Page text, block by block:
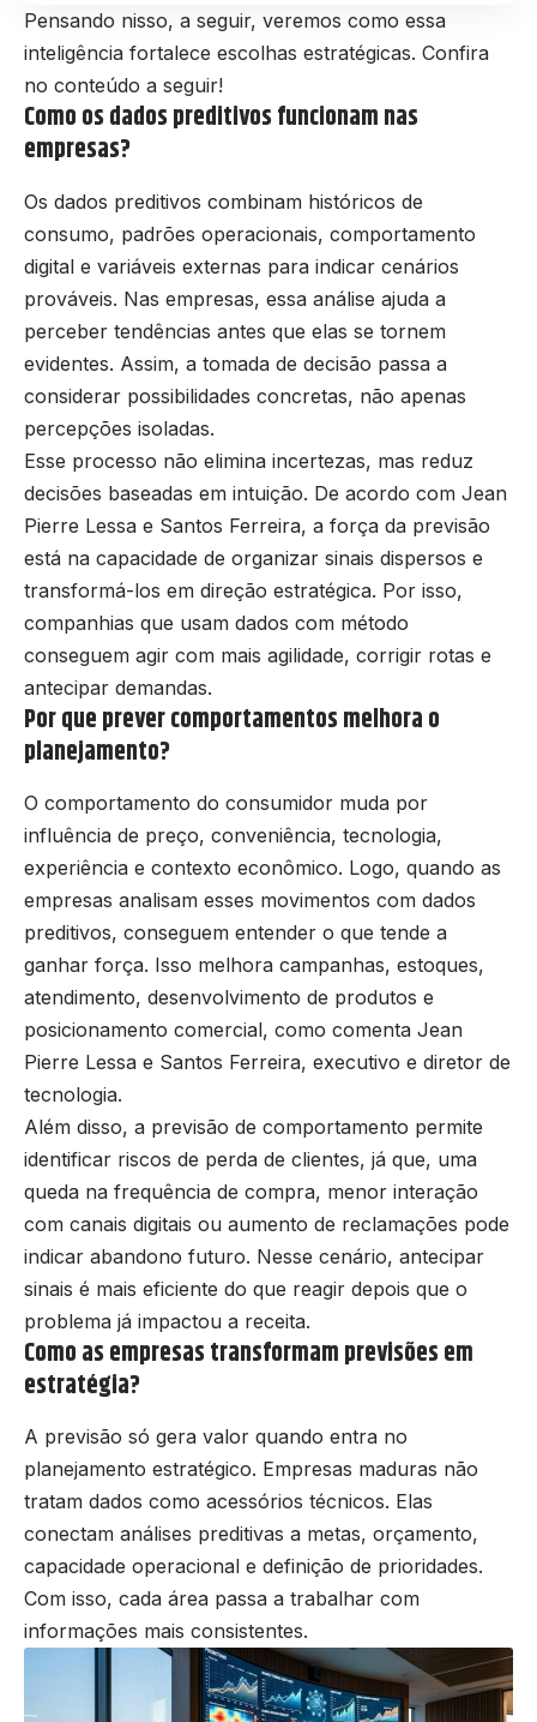
Pensando nisso, a seguir, veremos como essa
inteligência fortalece escolhas estratégicas. Confira
no conteúdo a seguir!
Como os dados preditivos funcionam nas
empresas?
Os dados preditivos combinam históricos de
consumo, padrões operacionais, comportamento
digital e variáveis externas para indicar cenários
prováveis. Nas empresas, essa análise ajuda a
perceber tendências antes que elas se tornem
evidentes. Assim, a tomada de decisão passa a
considerar possibilidades concretas, não apenas
percepções isoladas.
Esse processo não elimina incertezas, mas reduz
decisões baseadas em intuição. De acordo com Jean
Pierre Lessa e Santos Ferreira, a força da previsão
está na capacidade de organizar sinais dispersos e
transformá-los em direção estratégica. Por isso,
companhias que usam dados com método
conseguem agir com mais agilidade, corrigir rotas e
antecipar demandas.
Por que prever comportamentos melhora o
planejamento?
O comportamento do consumidor muda por
influência de preço, conveniência, tecnologia,
experiência e contexto econômico. Logo, quando as
empresas analisam esses movimentos com dados
preditivos, conseguem entender o que tende a
ganhar força. Isso melhora campanhas, estoques,
atendimento, desenvolvimento de produtos e
posicionamento comercial, como comenta Jean
Pierre Lessa e Santos Ferreira, executivo e diretor de
tecnologia.
Além disso, a previsão de comportamento permite
identificar riscos de perda de clientes, já que, uma
queda na frequência de compra, menor interação
com canais digitais ou aumento de reclamações pode
indicar abandono futuro. Nesse cenário, antecipar
sinais é mais eficiente do que reagir depois que o
problema já impactou a receita.
Como as empresas transformam previsões em
estratégia?
A previsão só gera valor quando entra no
planejamento estratégico. Empresas maduras não
tratam dados como acessórios técnicos. Elas
conectam análises preditivas a metas, orçamento,
capacidade operacional e definição de prioridades.
Com isso, cada área passa a trabalhar com
informações mais consistentes.